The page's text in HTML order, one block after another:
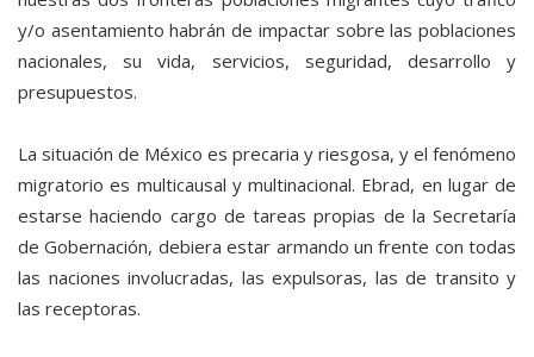
y/o asentamiento habrán de impactar sobre las poblaciones
nacionales, su vida, servicios, seguridad, desarrollo y
presupuestos.
La situación de México es precaria y riesgosa, y el fenómeno
migratorio es multicausal y multinacional. Ebrad, en lugar de
estarse haciendo cargo de tareas propias de la Secretaría
de Gobernación, debiera estar armando un frente con todas
las naciones involucradas, las expulsoras, las de transito y
las receptoras.